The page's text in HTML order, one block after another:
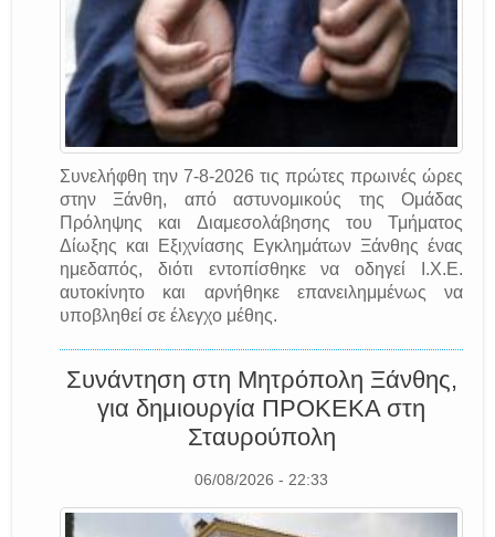
Συνελήφθη την 7-8-2026 τις πρώτες πρωινές ώρες
στην Ξάνθη, από αστυνομικούς της Ομάδας
Πρόληψης και Διαμεσολάβησης του Τμήματος
Δίωξης και Εξιχνίασης Εγκλημάτων Ξάνθης ένας
ημεδαπός, διότι εντοπίσθηκε να οδηγεί Ι.Χ.Ε.
αυτοκίνητο και αρνήθηκε επανειλημμένως να
υποβληθεί σε έλεγχο μέθης.
Συνάντηση στη Μητρόπολη Ξάνθης,
για δημιουργία ΠΡΟΚΕΚΑ στη
Σταυρούπολη
06/08/2026 - 22:33